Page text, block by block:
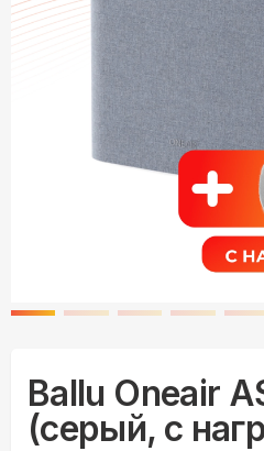
Ballu Oneair
(серый, с